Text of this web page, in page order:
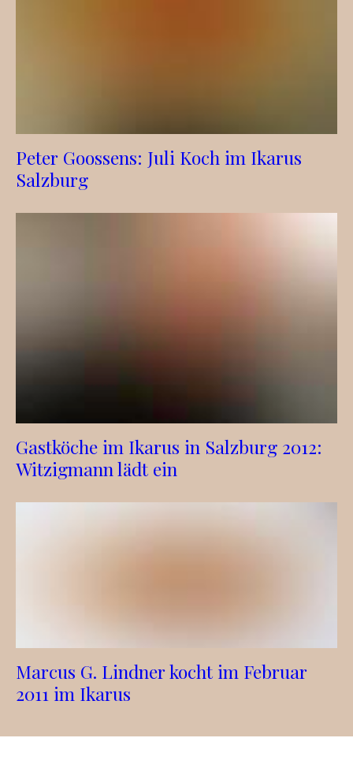
Peter Goossens: Juli Koch im Ikarus
Salzburg
Gastköche im Ikarus in Salzburg 2012:
Witzigmann lädt ein
Marcus G. Lindner kocht im Februar
2011 im Ikarus